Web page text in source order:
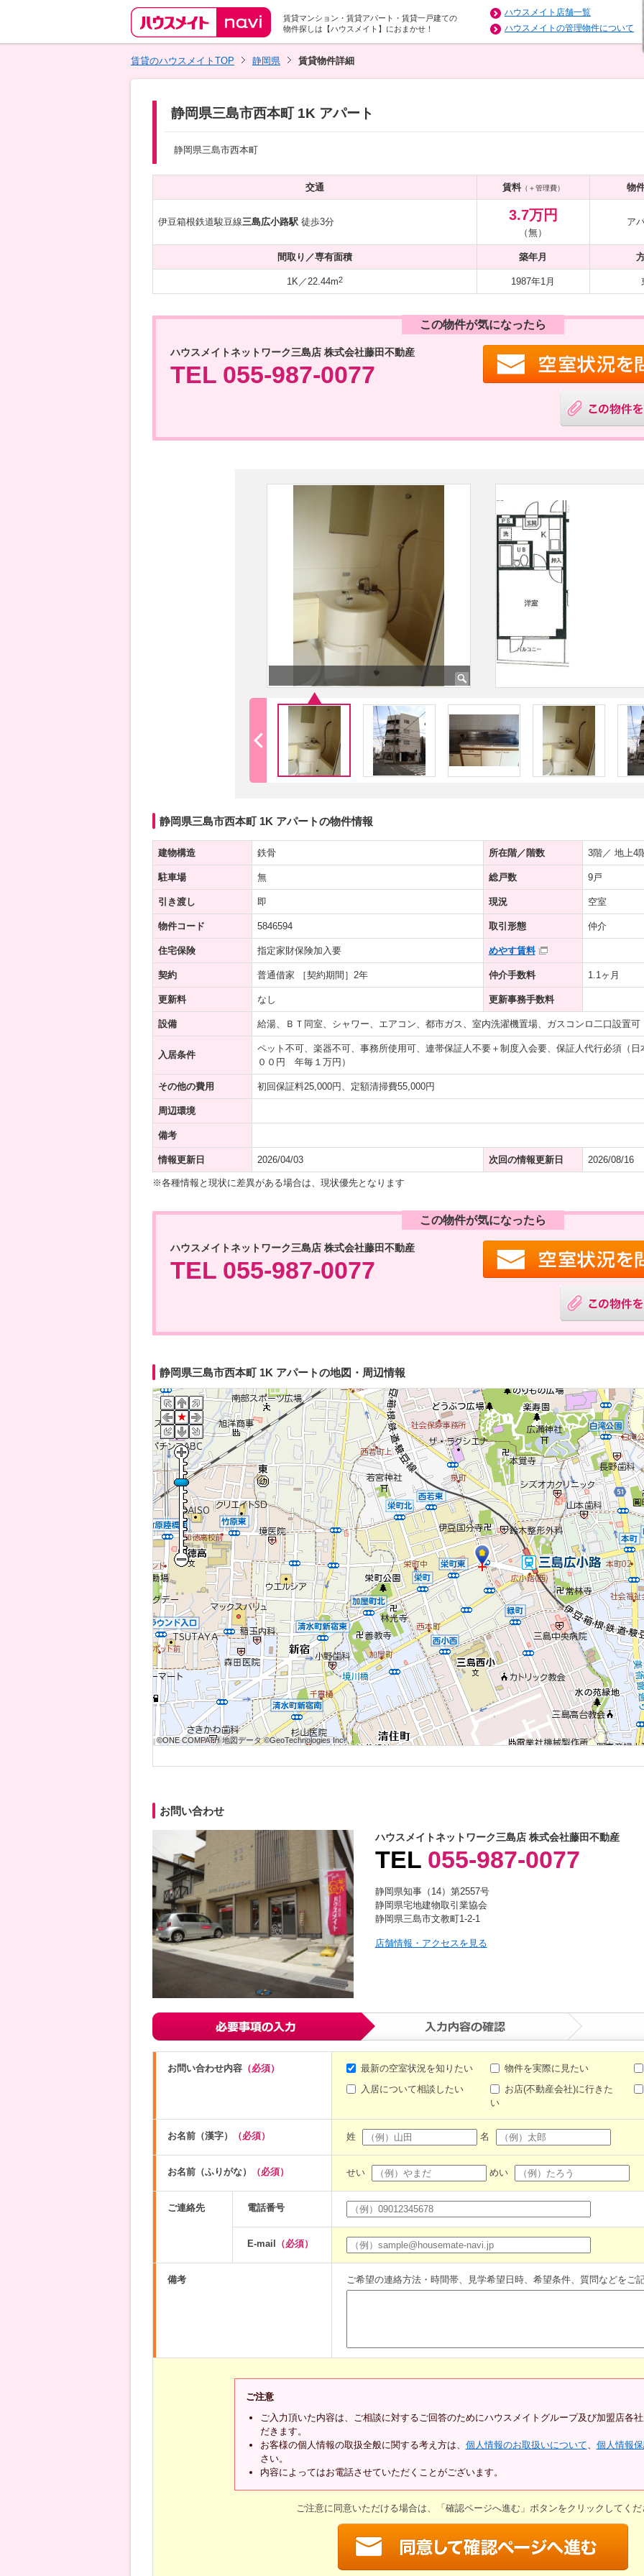
賃貸マンション・賃貸アパート・賃貸一戸建ての
物件探しは【ハウスメイト】におまかせ！
ハウスメイト店舗一覧
ハウスメイトの管理物件について
賃貸のハウスメイトTOP 静岡県 賃貸物件詳細
静岡県三島市西本町 1K アパート
静岡県三島市西本町
交通 賃料（＋管理費） 物
伊豆箱根鉄道駿豆線三島広小路駅徒歩3分 3.7万円
（無）
ア
間取り／専有面積 築年月
1K／22.44m2 1987年1月
この物件が気になったら
ハウスメイトネットワーク三島店 株式会社藤田不動産
TEL 055-987-0077
静岡県三島市西本町 1K アパートの物件情報
建物構造 鉄骨 所在階／階数 3階／ 地上4
駐車場 無 総戸数 9戸
引き渡し 即 現況 空室
物件コード 5846594 取引形態 仲介
住宅保険 指定家財保険加入要 めやす賃料
契約 普通借家 ［契約期間］2年 仲介手数料 1.1ヶ月
更新料 なし 更新事務手数料
設備 給湯、ＢＴ同室、シャワー、エアコン、都市ガス、室内洗濯機置場、ガスコンロ二口設置可
入居条件
ペット不可、楽器不可、事務所使用可、連帯保証人不要＋制度入会要、保証人代行必須（
００円 年毎１万円）
その他の費用 初回保証料25,000円、定額清掃費55,000円
周辺環境
備考
情報更新日 2026/04/03 次回の情報更新日 2026/08/16
※各種情報と現状に差異がある場合は、現状優先となります
この物件が気になったら
ハウスメイトネットワーク三島店 株式会社藤田不動産
TEL 055-987-0077
静岡県三島市西本町 1K アパートの地図・周辺情報
©ONE COMPATH 地図データ ©GeoTechnologies Inc.
©ONE COMPATH 地図データ ©GeoTechnologies Inc.
©ONE COMPATH 地図データ ©GeoTechnologies Inc.
©ONE COMPATH 地図データ ©GeoTechnologies Inc.
©ONE COMPATH 地図データ ©GeoTechnologies Inc.
©ONE COMPATH 地図データ ©GeoTechnologies Inc.
©ONE COMPATH 地図データ ©GeoTechnologies Inc.
©ONE COMPATH 地図データ ©GeoTechnologies Inc.
©ONE COMPATH 地図データ ©GeoTechnologies Inc.
お問い合わせ
ハウスメイトネットワーク三島店 株式会社藤田不動産
TEL 055-987-0077
静岡県知事（14）第2557号
静岡県宅地建物取引業協会
静岡県三島市文教町1-2-1
店舗情報・アクセスを見る
お問い合わせ内容（必須） 最新の空室状況を知りたい
物件を実際に見たい
入居について相談したい
お店(不動産会社)に行きた
い
お名前（漢字） （必須） 姓 名
お名前（ふりがな） （必須） せい めい
ご連絡先 電話番号
E-mail （必須）
備考 ご希望の連絡方法・時間帯、見学希望日時、希望条件、質問などをご
ご注意
ご入力頂いた内容は、ご相談に対するご回答のためにハウスメイトグループ及び加盟店各
だきます。
お客様の個人情報の取扱全般に関する考え方は、 個人情報のお取扱いについて、 個人情報
さい。
内容によってはお電話させていただくことがございます。
ご注意に同意いただける場合は、「確認ページへ進む」ボタンをクリックしてくだ